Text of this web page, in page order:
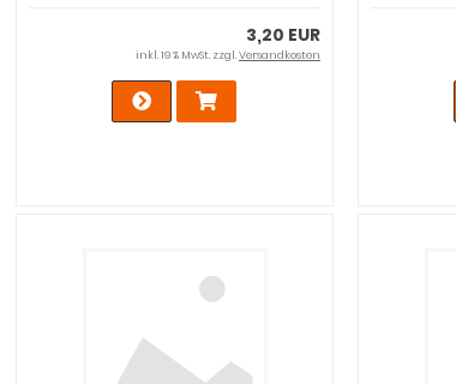
3,20 EUR
inkl. 19 % MwSt. zzgl.Versandkosten